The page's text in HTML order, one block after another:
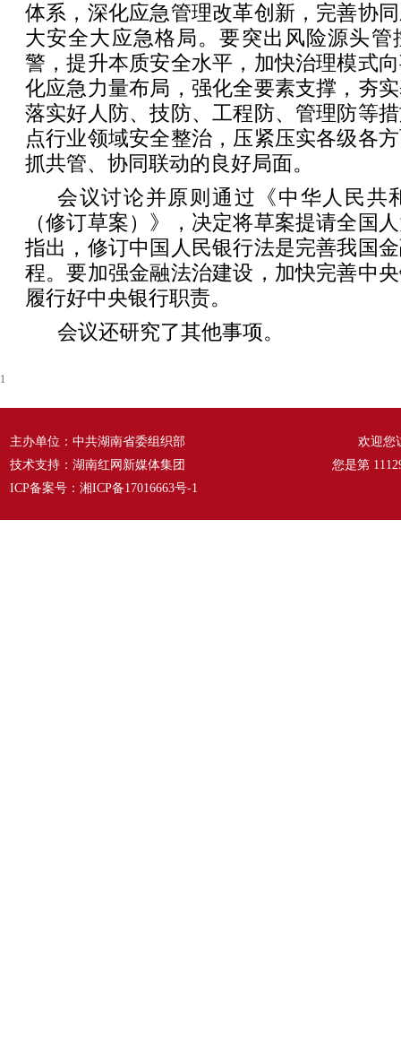
体系，深化应急管理改革创新，完善协
大安全大应急格局。要突出风险源头管
警，提升本质安全水平，加快治理模式
化应急力量布局，强化全要素支撑，夯
落实好人防、技防、工程防、管理防等
点行业领域安全整治，压紧压实各级各
抓共管、协同联动的良好局面。
会议讨论并原则通过《中华人民共
（修订草案）》，决定将草案提请全国
指出，修订中国人民银行法是完善我国
程。要加强金融法治建设，加快完善中
履行好中央银行职责。
会议还研究了其他事项。
1
主办单位：中共湖南省委组织部
技术支持：湖南红网新媒体集团
ICP备案号： 湘ICP备17016663号-1
欢迎您
您是第